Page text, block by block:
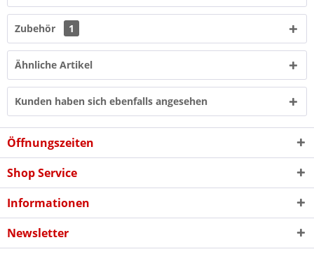
Zubehör 1
Ähnliche Artikel
Kunden haben sich ebenfalls angesehen
Öffnungszeiten
Shop Service
Informationen
Newsletter